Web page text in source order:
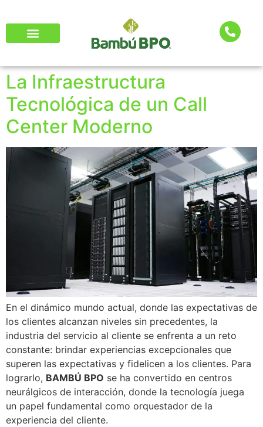
La Infraestructura
Tecnológica de un Call
Center Moderno
En el dinámico mundo actual, donde las expectativas de
los clientes alcanzan niveles sin precedentes, la
industria del servicio al cliente se enfrenta a un reto
constante: brindar experiencias excepcionales que
superen las expectativas y fidelicen a los clientes. Para
lograrlo, BAMBÚ BPO se ha convertido en centros
neurálgicos de interacción, donde la tecnología juega
un papel fundamental como orquestador de la
experiencia del cliente.